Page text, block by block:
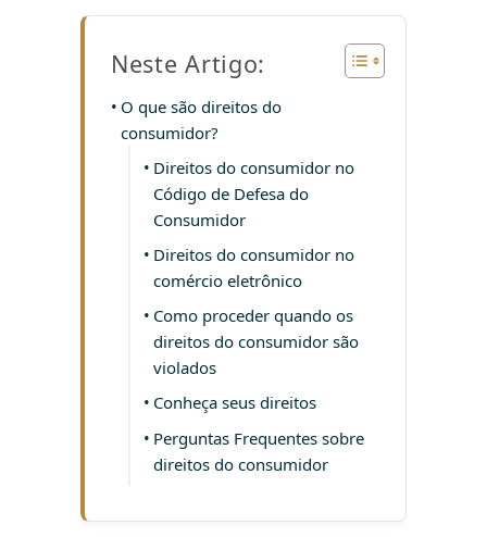
Neste Artigo:
O que são direitos do
consumidor?
Direitos do consumidor no
Código de Defesa do
Consumidor
Direitos do consumidor no
comércio eletrônico
Como proceder quando os
direitos do consumidor são
violados
Conheça seus direitos
Perguntas Frequentes sobre
direitos do consumidor